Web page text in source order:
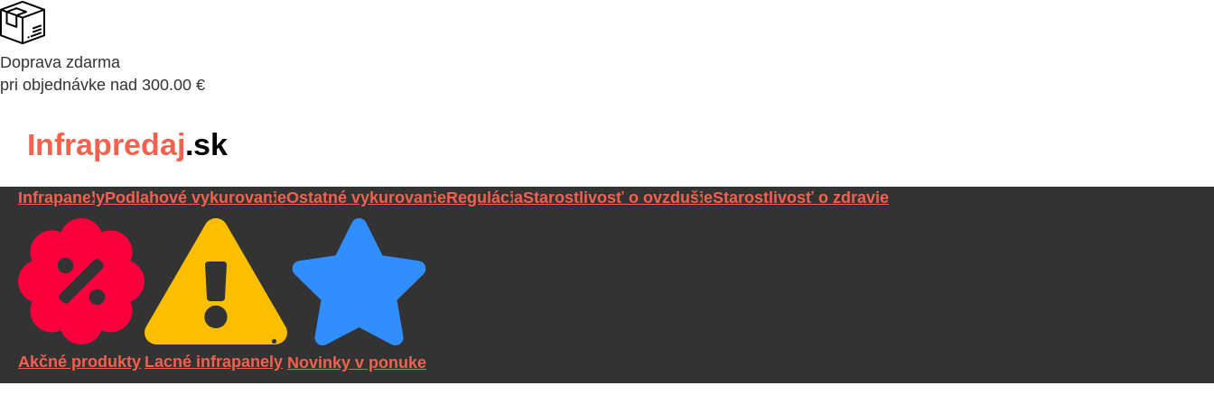
Doprava zdarma
pri objednávke nad 300.00 €
Infrapredaj.sk
InfrapanelyPodlahové vykurovanieOstatné vykurovanieReguláciaStarostlivosť o ovzdušieStarostlivosť o zdravie
Akčné produkty Lacné infrapanely Novinky v ponuke